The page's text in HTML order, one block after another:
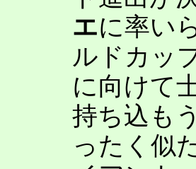
エに率い
ルドカッ
に向けて
持ち込も
ったく似